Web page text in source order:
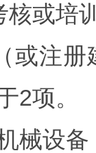
核或
或注
2项。
械设备